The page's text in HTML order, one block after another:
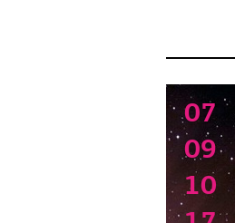
07
09
10